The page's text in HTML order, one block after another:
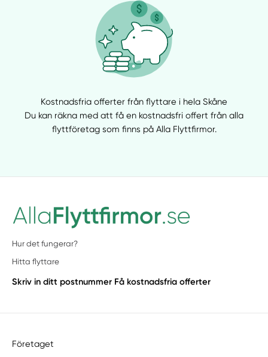
Kostnadsfria offerter från flyttare i hela Skåne
Du kan räkna med att få en kostnadsfri offert från alla
flyttföretag som finns på Alla Flyttfirmor.
Hur det fungerar?
Hitta flyttare
Skriv in ditt postnummer Få kostnadsfria offerter
Företaget